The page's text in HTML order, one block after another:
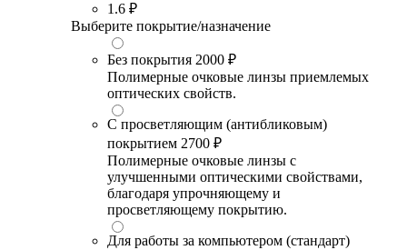
1.6 ₽
Выберите покрытие/назначение
Без покрытия 2000 ₽
Полимерные очковые линзы приемлемых
оптических свойств.
С просветляющим (антибликовым)
покрытием 2700 ₽
Полимерные очковые линзы с
улучшенными оптическими свойствами,
благодаря упрочняющему и
просветляющему покрытию.
Для работы за компьютером (стандарт)